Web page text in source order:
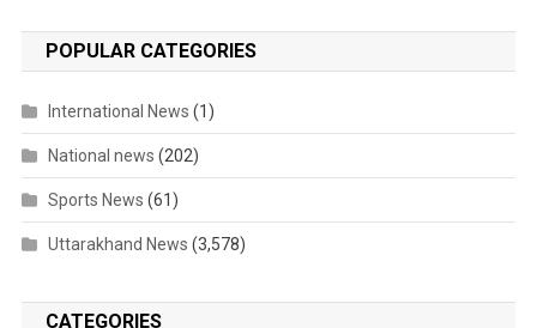
POPULAR CATEGORIES
International News (1)
National news (202)
Sports News (61)
Uttarakhand News (3,578)
CATEGORIES